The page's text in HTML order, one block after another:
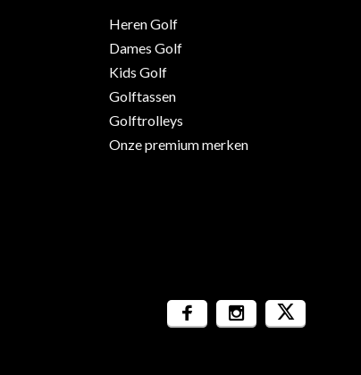
Heren Golf
Dames Golf
Kids Golf
Golftassen
Golftrolleys
Onze premium merken